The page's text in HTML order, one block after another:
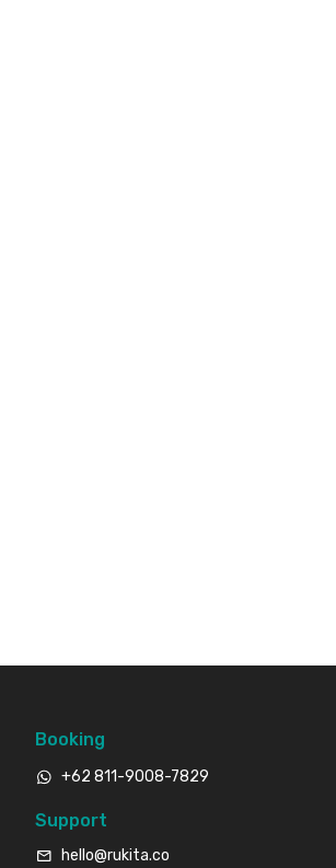
Booking
+62 811-9008-7829
Support
hello@rukita.co